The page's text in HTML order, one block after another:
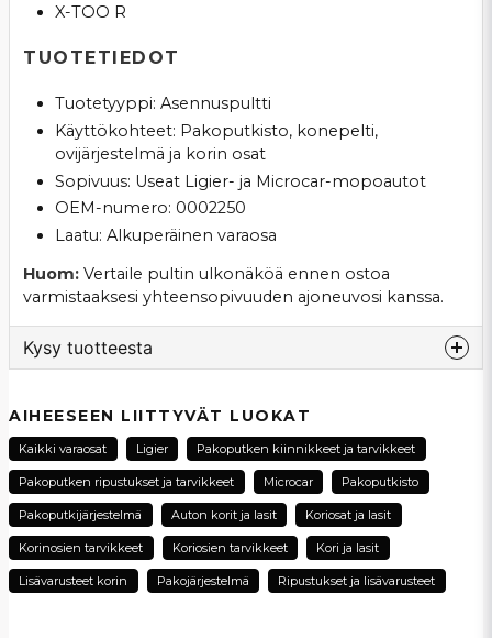
X-TOO R
TUOTETIEDOT
Tuotetyyppi: Asennuspultti
Käyttökohteet: Pakoputkisto, konepelti,
ovijärjestelmä ja korin osat
Sopivuus: Useat Ligier- ja Microcar-mopoautot
OEM-numero: 0002250
Laatu: Alkuperäinen varaosa
Huom: Vertaile pultin ulkonäköä ennen ostoa
varmistaaksesi yhteensopivuuden ajoneuvosi kanssa.
Kysy tuotteesta
Kysy meiltä tästä tuotteesta...
name
Nimi
AIHEESEEN LIITTYVÄT LUOKAT
Kaikki varaosat Ligier Pakoputken kiinnikkeet ja tarvikkeet
Pakoputken ripustukset ja tarvikkeet Microcar Pakoputkisto
Pakoputkijärjestelmä Auton korit ja lasit Koriosat ja lasit
Korinosien tarvikkeet Koriosien tarvikkeet Kori ja lasit
Lisävarusteet korin Pakojärjestelmä Ripustukset ja lisävarusteet